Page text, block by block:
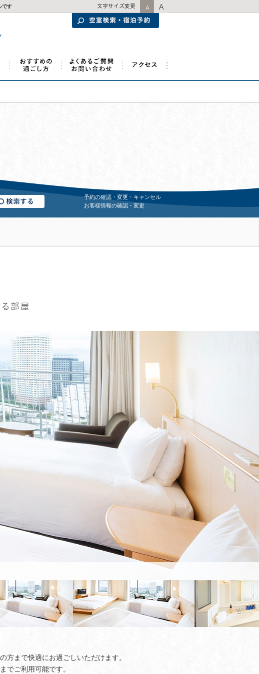
です
予約の確認・変更・キャンセル
お客様情報の確認・変更
まで快適にお過ごしいただけます。
でご利用可能です。